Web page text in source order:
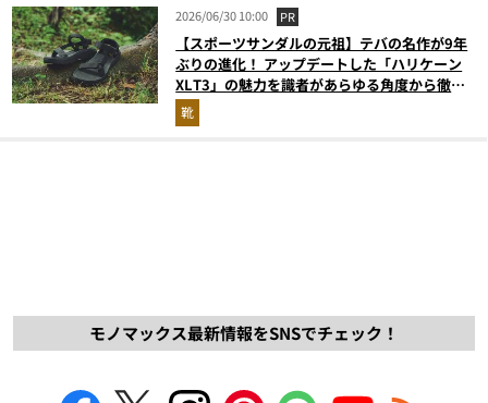
2026/06/30 10:00 PR
【スポーツサンダルの元祖】テバの名作が9年
ぶりの進化！ アップデートした「ハリケーン
XLT3」の魅力を識者があらゆる角度から徹底
解説！
靴
モノマックス最新情報をSNSでチェック！